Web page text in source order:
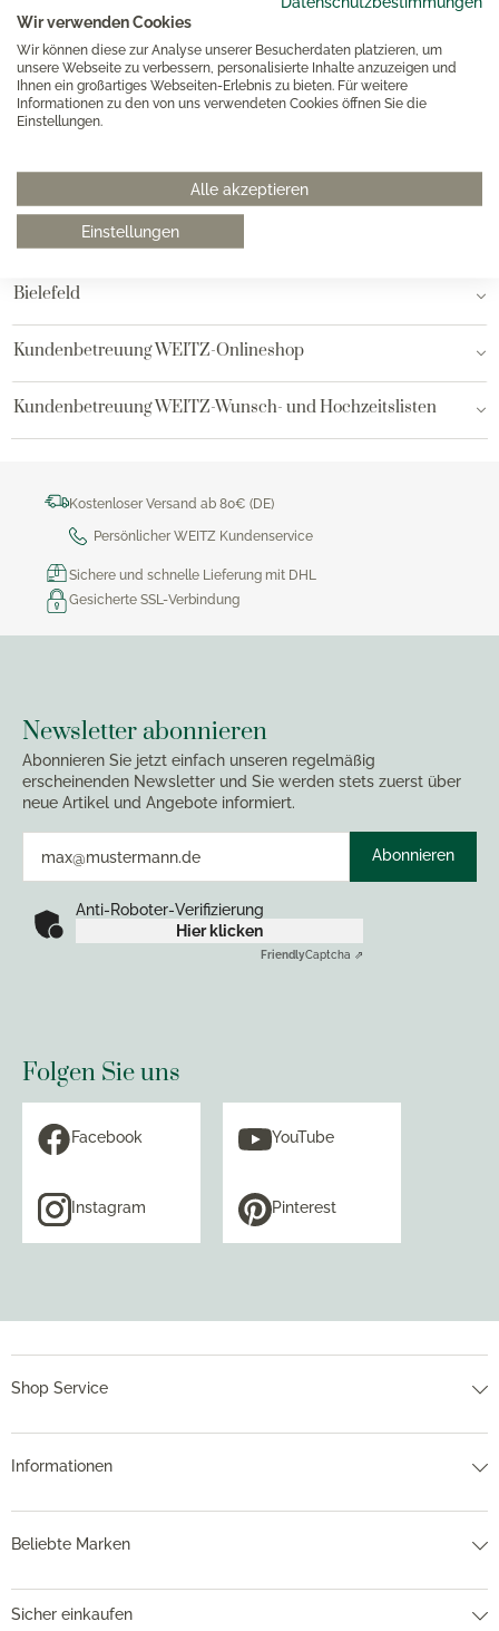
Wir verwenden Cookies
Wir können diese zur Analyse unserer Besucherdaten platzieren, um
unsere Webseite zu verbessern, personalisierte Inhalte anzuzeigen und
Ihnen ein großartiges Webseiten-Erlebnis zu bieten. Für weitere
Informationen zu den von uns verwendeten Cookies öffnen Sie die
Einstellungen.
Alle akzeptieren
Einstellungen
Unsere Häuser
Hannover
Hamburg am Neuen Wall
Hamburg AEZ
Bielefeld
Kundenbetreuung WEITZ-Onlineshop
Kundenbetreuung WEITZ-Wunsch- und Hochzeitslisten
Kostenloser Versand ab 80€ (DE)
Persönlicher WEITZ Kundenservice
Sichere und schnelle Lieferung mit DHL
Gesicherte SSL-Verbindung
Newsletter abonnieren
Abonnieren Sie jetzt einfach unseren regelmäßig
erscheinenden Newsletter und Sie werden stets zuerst über
neue Artikel und Angebote informiert.
Abonnieren
Anti-Roboter-Verifizierung
Hier klicken
FriendlyCaptcha ⇗
Folgen Sie uns
Facebook YouTube
Instagram Pinterest
Shop Service
Informationen
Beliebte Marken
Sicher einkaufen